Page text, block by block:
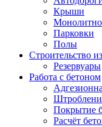
Крыши
Парковки
Полы
Строительство
Резервуары
Работа с бетоном
Покрытие
Расчёт